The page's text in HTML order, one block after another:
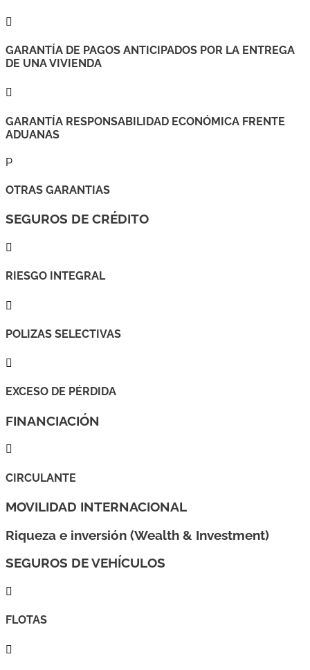

GARANTÍA DE PAGOS ANTICIPADOS POR LA ENTREGA
DE UNA VIVIENDA

GARANTÍA RESPONSABILIDAD ECONÓMICA FRENTE
ADUANAS
P
OTRAS GARANTIAS
SEGUROS DE CRÉDITO

RIESGO INTEGRAL

POLIZAS SELECTIVAS

EXCESO DE PÉRDIDA
FINANCIACIÓN

CIRCULANTE
MOVILIDAD INTERNACIONAL
Riqueza e inversión (Wealth & Investment)
SEGUROS DE VEHÍCULOS

FLOTAS
